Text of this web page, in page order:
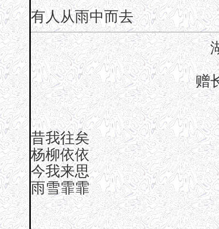
有人从雨中而去
赠
昔我往矣
杨柳依依
今我来思
雨雪霏霏